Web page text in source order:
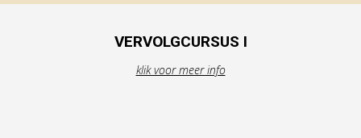
VERVOLGCURSUS I
klik voor meer info